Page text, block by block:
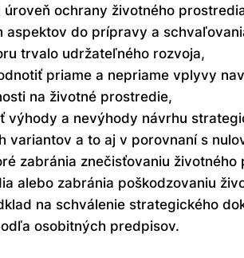
úroveň ochrany životného
aspektov do prípravy a
trvalo udržateľného rozvoja,
priame a nepriame vplyvy
na životné prostredie,
výhody a nevýhody návrhu
variantov a to aj v porovnaní s
zabránia znečisťovaniu
alebo zabránia poškodzovaniu
na schválenie strategického
osobitných predpisov.